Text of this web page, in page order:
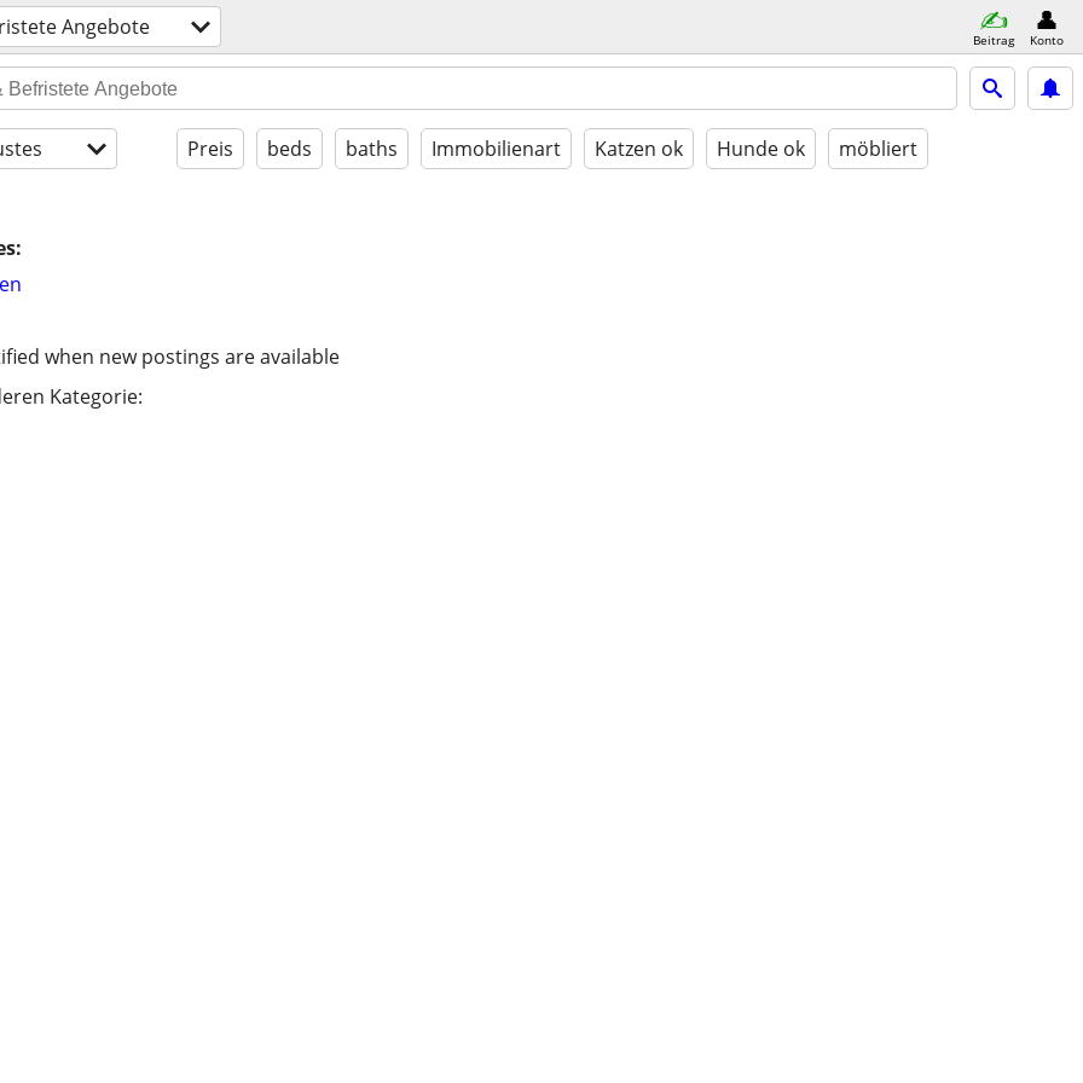
Angebote Beitrag Konto
Preis beds baths Immobilienart Katzen ok Hunde ok möbliert
when new postings are available
Kategorie: